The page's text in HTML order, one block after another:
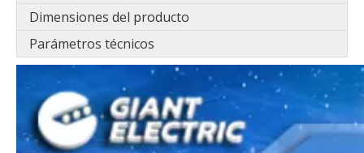
Dimensiones del producto
Parámetros técnicos